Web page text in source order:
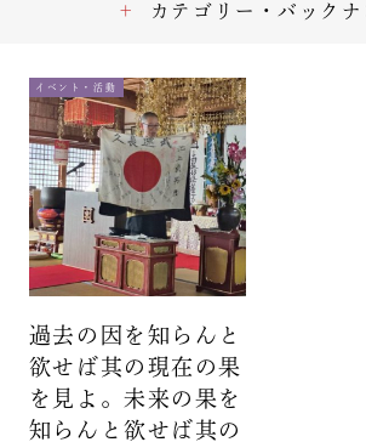
イベント・活動
過去の因を知らんと
欲せば其の現在の果
を見よ。未来の果を
知らんと欲せば其の
カテゴリー・バックナ